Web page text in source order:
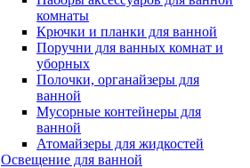
комнаты
Крючки и планки для ванной
Поручни для ванных комнат и
уборных
Полочки, органайзеры для
ванной
Мусорные контейнеры для
ванной
Атомайзеры для жидкостей
Освещение для ванной